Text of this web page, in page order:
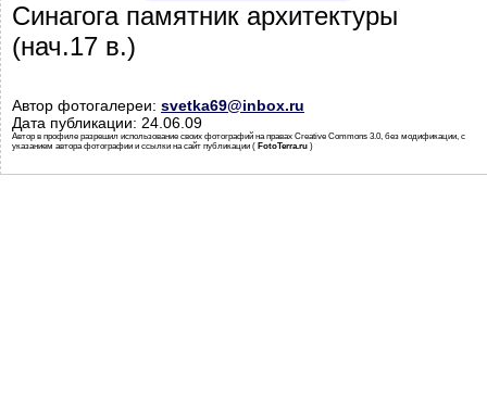
Синагога памятник архитектуры
(нач.17 в.)
Автор фотогалереи: svetka69@inbox.ru
Дата публикации: 24.06.09
Автор в профиле разрешил использование своих фотографий на правах Creative Commons 3.0, без модификации, с
указанием автора фотографии и ссылки на сайт публикации ( FotoTerra.ru )